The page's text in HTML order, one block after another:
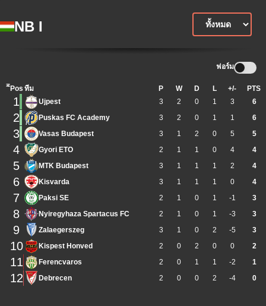
NB I
ฟอร์ม
ิีPos ทีม P W D L +/- PTS
1 Ujpest 3 2 0 1 3 6
2 Puskas FC Academy 3 2 0 1 1 6
3 Vasas Budapest 3 1 2 0 5 5
4 Gyori ETO 2 1 1 0 4 4
5 MTK Budapest 3 1 1 1 2 4
6 Kisvarda 3 1 1 1 0 4
7 Paksi SE 2 1 0 1 -1 3
8 Nyiregyhaza Spartacus FC 2 1 0 1 -3 3
9 Zalaegerszeg 3 1 0 2 -5 3
10 Kispest Honved 2 0 2 0 0 2
11 Ferencvaros 2 0 1 1 -2 1
12 Debrecen 2 0 0 2 -4 0